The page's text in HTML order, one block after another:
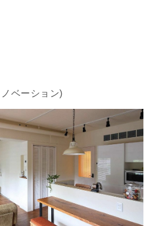
ベーション)